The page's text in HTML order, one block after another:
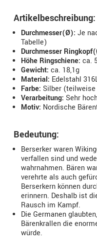
Artikelbeschreibung:
Durchmesser(Ø): Je
Tabelle)
Durchmesser
Höhe Ringschiene: ca.
Gewicht: ca. 18,1g
Material: Edelstahl
Farbe: Silber
Verarbeitung: Sehr
Motiv: Nordische
Bedeutung:
Berserker waren
verfallen sind und
wahrnahmen. Bären
verehrte als auch
Berserkern können
erinnern. Deshalb ist
Rausch im Kampf.
Die Germanen
Bärenkrallen die
würde.